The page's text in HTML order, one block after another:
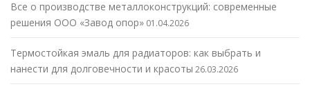
Все о производстве металлоконструкций: современные
решения ООО «Завод опор» 01.04.2026
Термостойкая эмаль для радиаторов: как выбрать и
нанести для долговечности и красоты 26.03.2026